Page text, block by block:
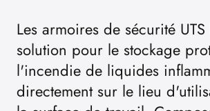
Les armoires de sécurité
solution pour le stockage
l'incendie de liquides
directement sur le lieu